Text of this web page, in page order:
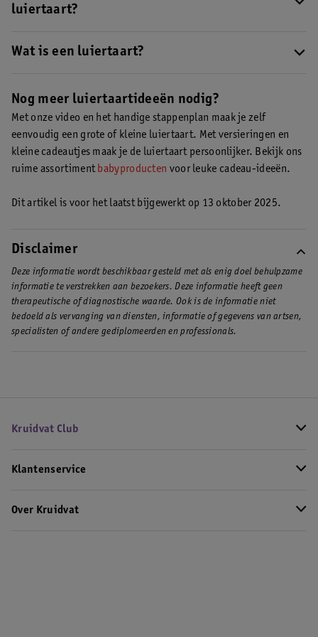
Met bijvoorbeeld twee
goedkoper uit!
luiertaart?
kunnen de luiertaart dan eerst nog een tijdje bewonderen,
Wat is een luiertaart?
gewone taart, maar is opgebouwd uit luiers. Een luiertaart ziet
er niet alleen feestelijk uit, maar de luiers komen ook goed van
Nog meer luiertaartideeën nodig?
Met onze video en het handige stappenplan maak je zelf
eenvoudig een grote of kleine luiertaart. Met versieringen en
kleine cadeautjes maak je de luiertaart persoonlijker. Bekijk ons
ruime assortiment babyproducten voor leuke cadeau-ideeën.
Dit artikel is voor het laatst bijgewerkt op 13 oktober 2025.
Disclaimer
Deze informatie wordt beschikbaar gesteld met als enig doel behulpzame
informatie te verstrekken aan bezoekers. Deze informatie heeft geen
therapeutische of diagnostische waarde. Ook is de informatie niet
bedoeld als vervanging van diensten, informatie of gegevens van artsen,
specialisten of andere gediplomeerden en professionals.
Kruidvat Club
Klantenservice
Over Kruidvat